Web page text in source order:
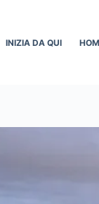
INIZIA DA QUI